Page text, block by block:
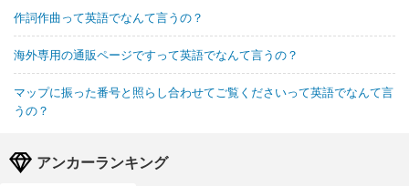
作詞作曲って英語でなんて言うの？
海外専用の通販ページですって英語でなんて言うの？
マップに振った番号と照らし合わせてご覧くださいって英語でなんて言
うの？
アンカーランキング